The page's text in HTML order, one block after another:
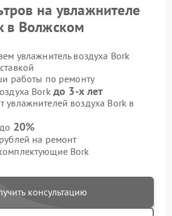
на увлажнителе
в Волжском
увлажнитель воздуха Bork
работы по ремонту
Bork до 3-х лет
увлажнителей воздуха Bork в
20%
на ремонт
Bork
консультацию